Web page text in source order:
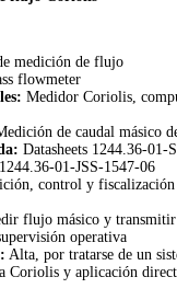
medición de flujo
flowmeter
Medidor Coriolis,
de caudal másico
Datasheets 1244.36-01-
01-JSS-1547-06
control y fiscalización
flujo másico y
operativa
Alta, por tratarse de un
Coriolis y aplicación